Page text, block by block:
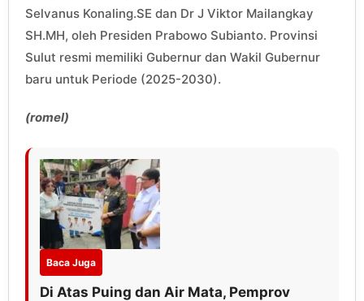
Selvanus Konaling.SE dan Dr J Viktor Mailangkay
SH.MH, oleh Presiden Prabowo Subianto. Provinsi
Sulut resmi memiliki Gubernur dan Wakil Gubernur
baru untuk Periode (2025-2030).
(romel)
Baca Juga
Di Atas Puing dan Air Mata, Pemprov